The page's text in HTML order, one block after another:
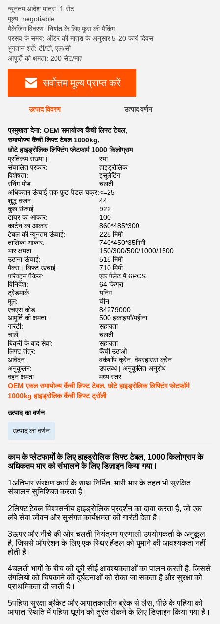
न्यूनतम आदेश मात्रा: 1 सेट
मूल्य: negotiable
पैकेजिंग विवरण: निर्यात के लिए फूस की पैकिंग
प्रसव के समय: ऑर्डर की मात्रा के अनुसार 5-20 कार्य दिवस
भुगतान शर्तें: टी/टी, एल/सी
आपूर्ति की क्षमता: 200 सेट/माह
सर्वोत्तम मूल्य प्राप्त करें
उत्पाद विवरण उत्पाद वर्णन
प्रमुखता देना: OEM समायोज्य कैंची लिफ्ट टेबल,
समायोज्य कैंची लिफ्ट टेबल 1000kg,
छोटे हाइड्रोलिक लिफ्टिंग प्लेटफार्म 1000 किलोग्राम
प्रतिरूप संख्या।:
स्पा
संचालित प्रकार:
हाइड्रोलिक
विशेषता:
इंसुलेटिंग
रनिंग मोड:
चलती
अधिकतम ऊंचाई तक फ़ुट पैडल चक्र:<=25
शुद्ध वजन:
44
कुल ऊंचाई:
922
टायर का आकार:
100
कार्टन का आकार:
860*485*300
टेबल की न्यूनतम ऊंचाई:
225 मिमी
तालिका आकार:
740*450*35मिमी
भार क्षमता:
150/300/500/1000/1500
उठाना ऊंचाई:
515 मिमी
मैक्स। लिफ्ट ऊंचाई:
710 मिमी
परिवहन पैकेज:
एक पैलेट में 6PCS
विनिर्देश:
64 किग्रा
ट्रेडमार्क:
यनिंग
मूल:
चीन
एचएस कोड:
84279000
आपूर्ति की क्षमता:
500 इकाइयाँ/महीना
गारंटी:
सहायता
चालें:
चलती
बिक्री के बाद सेवा:
सहायता
लिफ्ट तंत्र:
कैंची उठाओ
आवेदन:
वर्कशॉप क्रेन, वेयरहाउस क्रेन
अनुकूलन:
उपलब्ध | अनुकूलित अनुरोध
वहन क्षमता:
मध्य स्तर
OEM एकल समायोज्य कैंची लिफ्ट टेबल, छोटे हाइड्रोलिक लिफ्टिंग प्लेटफॉर्म
1000kg हाइड्रोलिक कैंची लिफ्ट ट्रॉली
उत्पाद का वर्णन
उत्पाद का वर्णन
काम के प्लेटफार्मों के लिए हाइड्रोलिक लिफ्ट टेबल, 1000 किलोग्राम के
अधिकतम भार को संभालने के लिए डिज़ाइन किया गया।
1अतिभार संरक्षण कार्य के साथ निर्मित, भारी भार के तहत भी सुरक्षित
संचालन सुनिश्चित करता है।
2लिफ्ट टेबल विश्वसनीय हाइड्रोलिक प्रदर्शन का दावा करता है, जो एक
लंबे सेवा जीवन और सुसंगत कार्यक्षमता की गारंटी देता है।
3ऊपर और नीचे की ओर चलती नियंत्रण प्रणाली उपयोगकर्ता के अनुकूल
है, जिससे ऑपरेशन के लिए एक स्थिर हैंडल को घुमाने की आवश्यकता नहीं
होती है।
4चलती भागों के बीच की दूरी सीई आवश्यकताओं का पालन करती है, जिससे
उंगलियों को चिपकाने की दुर्घटनाओं को रोका जा सकता है और सुरक्षा को
प्राथमिकता दी जाती है।
5पहिया सुरक्षा ब्रैकेट और आपातकालीन ब्रेक से लैस, पीछे के पहिया को
आपात स्थिति में पहिया घूर्णन को तुरंत रोकने के लिए डिज़ाइन किया गया है।